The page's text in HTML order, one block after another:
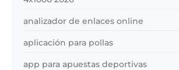
analizador de enlaces online
aplicación para pollas
app para apuestas deportivas